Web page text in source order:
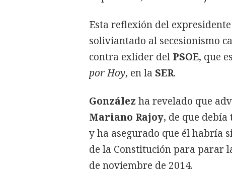
Esta reflexión del
soliviantado al secesionismo
contra exlíder del PSOE, que
por Hoy, en la SER.
González ha revelado que
Mariano Rajoy, de que
y ha asegurado que él habría
de la Constitución para parar
de noviembre de 2014.